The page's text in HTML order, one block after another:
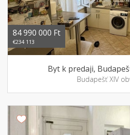
84 990 000 Ft
€234 113
Byt k predaji,
Budapešť XIV